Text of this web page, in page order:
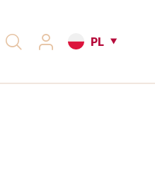
PL